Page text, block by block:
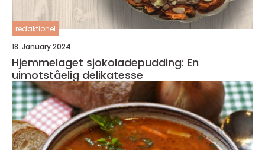
redaktionel
18. January 2024
Hjemmelaget sjokoladepudding: En
uimotståelig delikatesse